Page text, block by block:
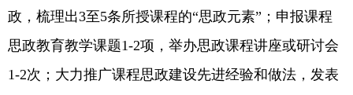
政，梳理出3至5条所授课程的“思政元素”；申报课程
思政教育教学课题1-2项，举办思政课程讲座或研讨会
1-2次；大力推广课程思政建设先进经验和做法，发表